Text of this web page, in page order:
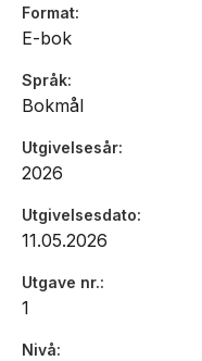
Format
E-bok
Språk
Bokmål
Utgivelsesår
2026
Utgivelsesdato
11.05.2026
Utgave nr.
1
Nivå